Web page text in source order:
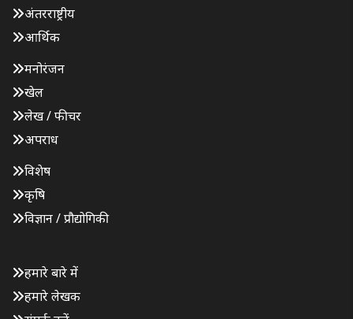
अंतरराष्ट्रीय
आर्थिक
मनोरंजन
खेल
लेख / फीचर
अपराध
विशेष
कृषि
विज्ञान / प्रौद्योगिकी
हमारे बारे में
हमारे लेखक